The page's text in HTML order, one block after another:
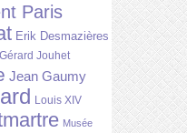
Paris
Erik Desmazières
Gérard Jouhet
Jean Gaumy
Louis XIV
Musée